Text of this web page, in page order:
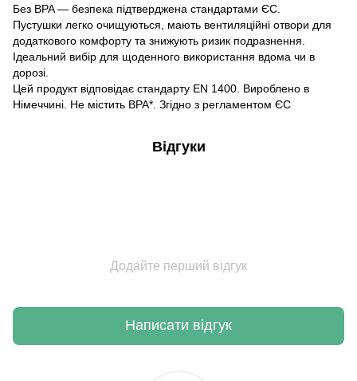
Без BPA — безпека підтверджена стандартами ЄС.
Пустушки легко очищуються, мають вентиляційні отвори для
додаткового комфорту та знижують ризик подразнення.
Ідеальний вибір для щоденного використання вдома чи в
дорозі.
Цей продукт відповідає стандарту EN 1400. Вироблено в
Німеччині. Не містить BPA*. Згідно з регламентом ЄС
Відгуки
Додайте перший відгук
Написати відгук